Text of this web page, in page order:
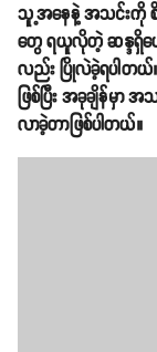
သူ့အနေနဲ့ အသင်းကို စိ
တွေ ရယူလိုတဲ့ ဆန္ဒရှိပ
လည်း ပြိုလဲခဲ့ရပါတယ်
ဖြစ်ပြီး အခုချိန်မှာ
လာခဲ့တာဖြစ်ပါတယ်။